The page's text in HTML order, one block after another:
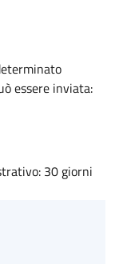
essere inviata:
30 giorni